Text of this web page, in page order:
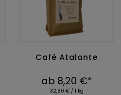
Café Atalante
ab 8,20 €*
32,80 € / 1 kg